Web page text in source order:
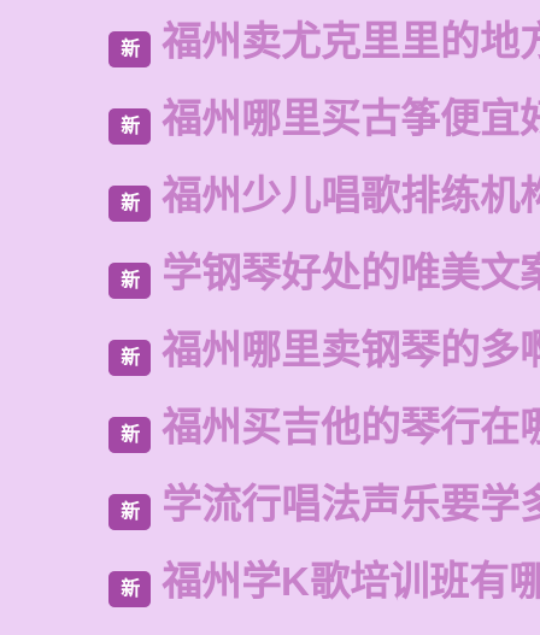
新 福州卖尤克里里的地
新 福州哪里买古筝便宜
新 福州少儿唱歌排练机
新 学钢琴好处的唯美文
新 福州哪里卖钢琴的多
新 福州买吉他的琴行在
新 学流行唱法声乐要学
新 福州学K歌培训班有